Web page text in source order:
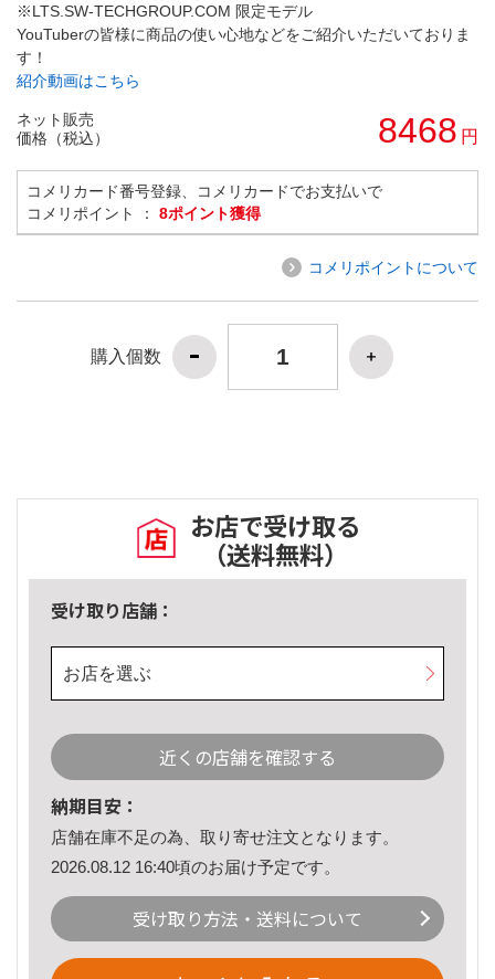
※LTS.SW-TECHGROUP.COM 限定モデル
YouTuberの皆様に商品の使い心地などをご紹介いただいておりま
す！
紹介動画はこちら
ネット販売
価格（税込）
8468 円
コメリカード番号登録、コメリカードでお支払いで
コメリポイント ： 8ポイント獲得
コメリポイントについて
購入個数
お店で受け取る
（送料無料）
受け取り店舗：
お店を選ぶ
近くの店舗を確認する
納期目安：
店舗在庫不足の為、取り寄せ注文となります。
2026.08.12 16:40頃のお届け予定です。
受け取り方法・送料について